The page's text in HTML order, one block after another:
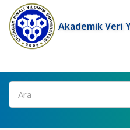
Akademik Veri
Ara